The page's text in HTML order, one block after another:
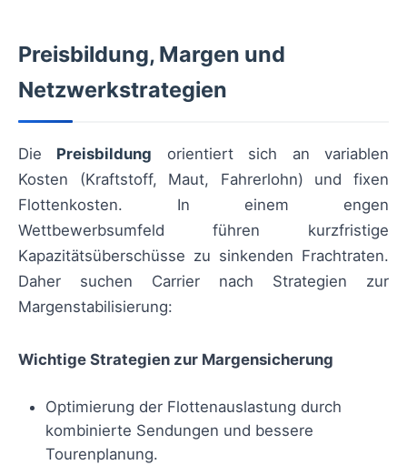
Preisbildung, Margen und
Netzwerkstrategien
Die Preisbildung orientiert sich an variablen
Kosten (Kraftstoff, Maut, Fahrerlohn) und fixen
Flottenkosten. In einem engen
Wettbewerbsumfeld führen kurzfristige
Kapazitätsüberschüsse zu sinkenden Frachtraten.
Daher suchen Carrier nach Strategien zur
Margenstabilisierung:
Wichtige Strategien zur Margensicherung
Optimierung der Flottenauslastung durch
kombinierte Sendungen und bessere
Tourenplanung.